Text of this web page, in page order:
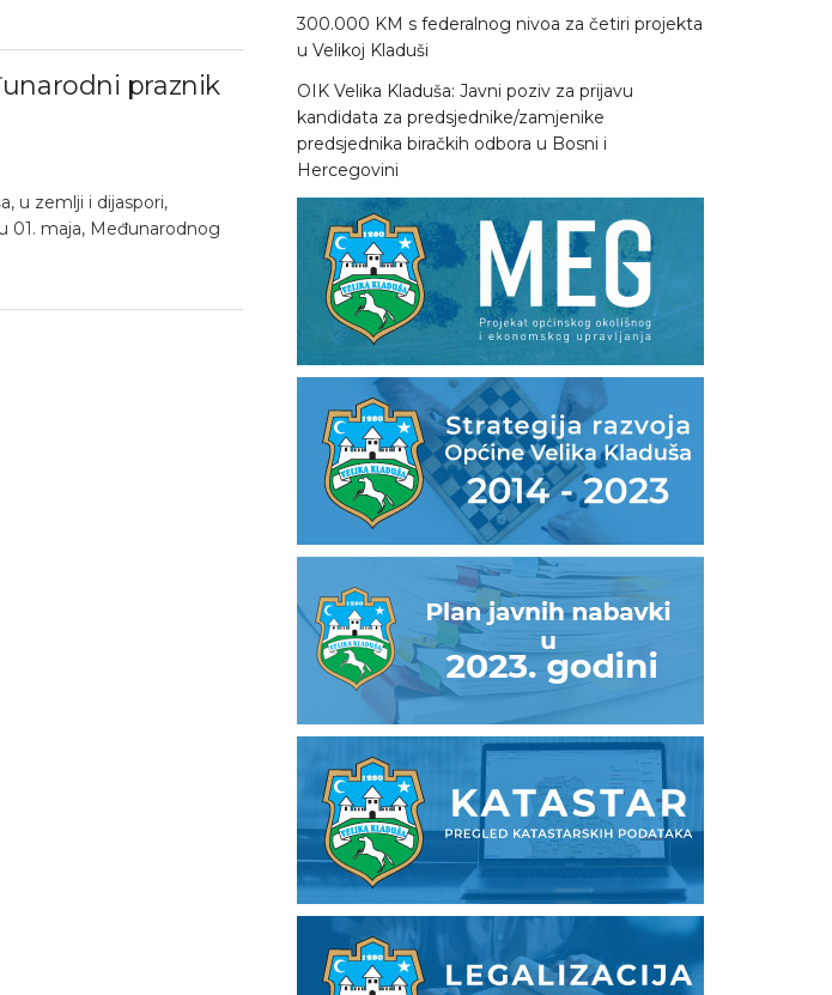
praznik
u zemlji i dijaspori,
01. maja, Međunarodnog
300.000 KM s federalnog nivoa za četiri projekta
u Velikoj Kladuši
OIK Velika Kladuša: Javni poziv za prijavu
kandidata za predsjednike/zamjenike
predsjednika biračkih odbora u Bosni i
Hercegovini